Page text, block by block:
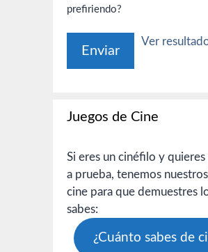
prefiriendo?
Ver
Juegos de Cine
Si eres un cinéfilo y
a prueba, tenemos
cine para que demuestres
sabes:
¿Cuánto sabes de